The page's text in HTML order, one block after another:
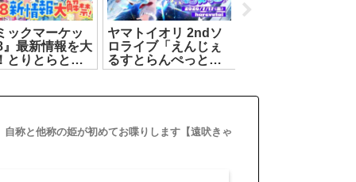
ックマーケッ
』最新情報を大
とりとらと過
はいかが？🎐
[2026.08.03]
ヤマトイオリ 2ndソ
ロライブ「えんじぇ
るすとらんぺっと」
第2部[2026.07.17]
自称と他称の姫が初めてお喋りします【遠吠きゃ